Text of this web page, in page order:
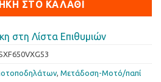
ΣΤΟ ΚΑΛΆΘΙ
στη Λίστα Επιθυμιών
, Μετάδοση-Μοτό/παπί